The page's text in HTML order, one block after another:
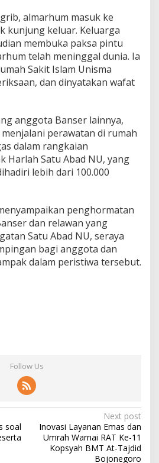
almarhum masuk ke
kunjung keluar. Keluarga
membuka paksa pintu
telah meninggal dunia. Ia
Sakit Islam Unisma
dan dinyatakan wafat
anggota Banser lainnya,
perawatan di rumah
dalam rangkaian
Harlah Satu Abad NU, yang
lebih dari 100.000
penghormatan
dan relawan yang
Satu Abad NU, seraya
bagi anggota dan
dalam peristiwa tersebut.
Follow Us
soal
Next post
Inovasi Layanan Emas dan
Umrah Warnai RAT Ke-11
Kopsyah BMT At-Tajdid
Bojonegoro